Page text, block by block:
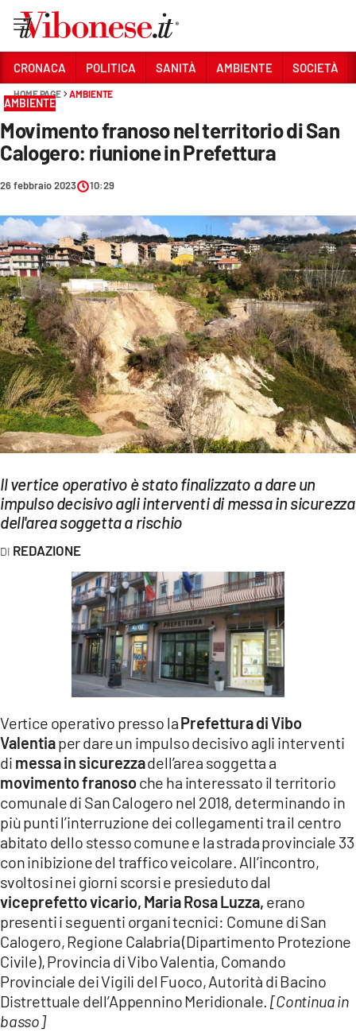
Sezioni
CRONACA
POLITICA
SANITÀ
AMBIENTE
SOCIETÀ
CULTURA
ECONOMIA E LAVORO
EVENTI
SPORT
Streaming
LAC NETWORK
LACPLAY.IT
LACONAIR.IT
LACITYMAG.IT
ILREGGINO.IT
COSENZACHANNEL.IT
ILVIBONESE.IT
CATANZAROCHANNEL.IT
LACAPITALENEWS.IT
App
ANDROID
APPLE
CRONACA POLITICA SANITÀ AMBIENTE SOCIETÀ
HOME PAGE AMBIENTE
AMBIENTE
Movimento franoso nel territorio di San
Calogero: riunione in Prefettura
26 febbraio 2023 10:29
Il vertice operativo è stato finalizzato a dare un
impulso decisivo agli interventi di messa in sicurezza
dell'area soggetta a rischio
REDAZIONE
Vertice operativo presso laPrefettura di Vibo
Valentiaper dare un impulso decisivo agli interventi
di messa in sicurezzadell’area soggetta a
movimento franosoche ha interessato il territorio
comunale di San Calogero nel 2018, determinando in
più punti l’interruzione dei collegamenti tra il centro
abitato dello stesso comune e la strada provinciale 33
con inibizione del traffico veicolare. All’incontro,
svoltosi nei giorni scorsi e presieduto dal
viceprefetto vicario, Maria Rosa Luzza, erano
presenti i seguenti organi tecnici: Comune di San
Calogero, Regione Calabria (Dipartimento Protezione
Civile), Provincia di Vibo Valentia, Comando
Provinciale dei Vigili del Fuoco, Autorità di Bacino
Distrettuale dell’Appennino Meridionale.[Continua in
basso]